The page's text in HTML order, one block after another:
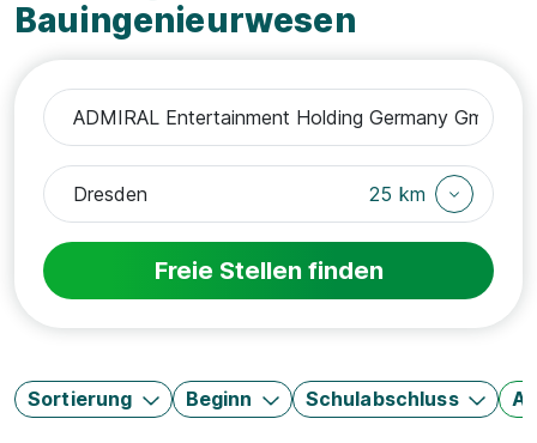
Bauingenieurwesen
25 km
Freie Stellen finden
Sortierung Beginn Schulabschluss